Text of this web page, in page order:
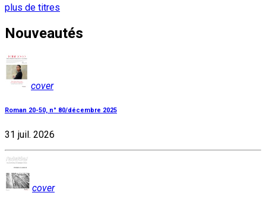
plus de titres
Nouveautés
cover
Roman 20-50, n° 80/décembre 2025
31 juil. 2026
cover